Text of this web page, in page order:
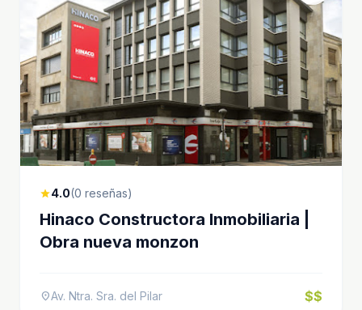
star4.0(0 reseñas)
Hinaco Constructora Inmobiliaria |
Obra nueva monzon
location_onAv. Ntra. Sra. del Pilar $$